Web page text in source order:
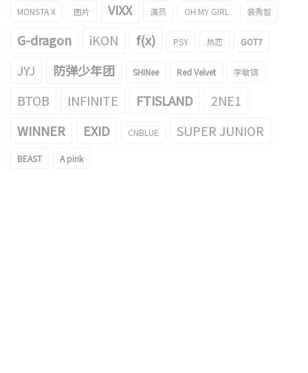
MONSTA X 图片 VIXX 演员 OH MY GIRL 裴秀智
G-dragon iKON f(x) PSY 热恋 GOT7
JYJ 防弹少年团 SHINee Red Velvet 李敏镐
BTOB INFINITE FTISLAND
2NE1
WINNER
EXID CNBLUE SUPER JUNIOR
BEAST A pink